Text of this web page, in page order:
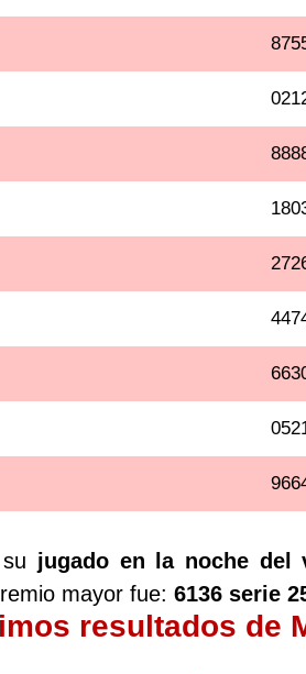
jugado en la noche del
mayor fue: 6136 serie
resultados de